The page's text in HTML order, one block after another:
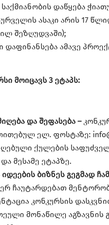
დაწყება
ასაკი არის 17
შეზღუდვაში);
დაფინანსება ამავე
მოიცავს 3 ეტაპს:
და შეფასება –
ელ. ფოსტაზე:
ქულების
მესამე ეტაპზე.
ბიზნეს გეგმად
ჩაუტარდებათ
კონკურსის
მონაწილე აგზავნის